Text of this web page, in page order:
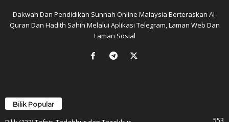
Dakwah Dan Pendidikan Sunnah Online Malaysia Berteraskan Al-
Quran Dan Hadith Sahih Melalui Aplikasi Telegram, Laman Web Dan
Laman Sosial
Bilik Popular
553